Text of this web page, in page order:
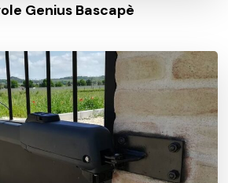
Genius Bascapè